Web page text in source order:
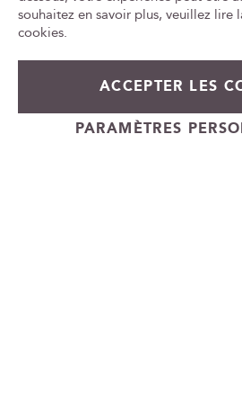
+
-
w
s
e
e
Cadeauvin.fr - © Copyright 2024 -
souhaitez en savoir plus, veuillez lire
cookies.
ACCEPTER LES
PARAMÈTRES